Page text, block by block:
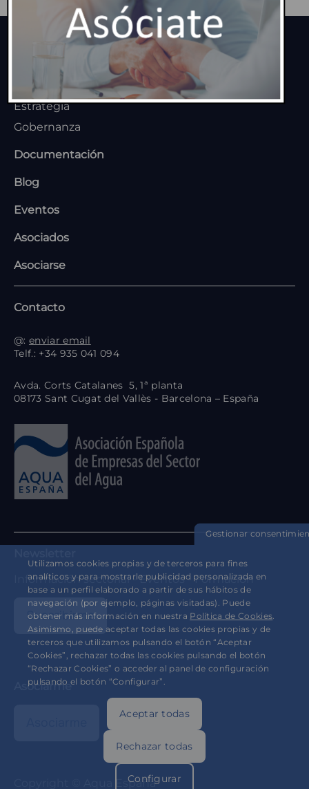
MENU
FOOTER
Home
La Asociación
Estrategia
Gobernanza
Documentación
Blog
Eventos
Asociados
Asociarse
Contacto
@: enviar email
Telf.: +34 935 041 094
Avda. Corts Catalanes 5, 1ª planta
08173 Sant Cugat del Vallès - Barcelona – España
Información sectorial - Eventos - Formación
Suscribirme
Asociarme
Copyright © Aqua España
Gestionar
Utilizamos cookies propias y de terceros para fines
analíticos y para mostrarle publicidad personalizada en
base a un perfil elaborado a partir de sus hábitos de
navegación (por ejemplo, páginas visitadas). Puede
obtener más información en nuestra Política de Cookies.
Asimismo, puede aceptar todas las cookies propias y de
terceros que utilizamos pulsando el botón “Aceptar
Cookies”, rechazar todas las cookies pulsando el botón
“Rechazar Cookies” o acceder al panel de configuración
pulsando el botón “Configurar”.
Aceptar todas
Rechazar todas
Configurar